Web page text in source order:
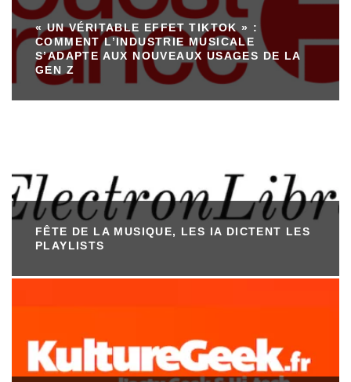
« UN VÉRITABLE EFFET TIKTOK » :
COMMENT L’INDUSTRIE MUSICALE
S’ADAPTE AUX NOUVEAUX USAGES DE LA
GEN Z
FÊTE DE LA MUSIQUE, LES IA DICTENT LES
PLAYLISTS